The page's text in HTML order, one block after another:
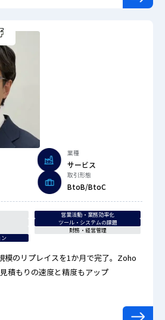
業種
サービス
取引形態
BtoB/BtoC
営業活動・業務効率化
ツール・システムの課題
財務・経営管理
ン
模のリプレイスを1か月で完了。Zoho
積もりの速度と精度もアップ